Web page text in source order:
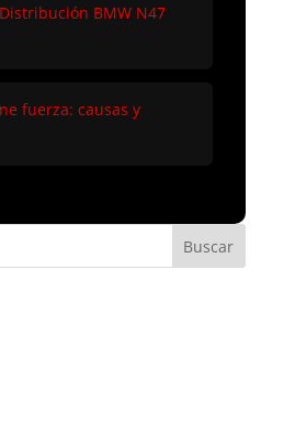
BMW N47
fuerza: causas y
Buscar